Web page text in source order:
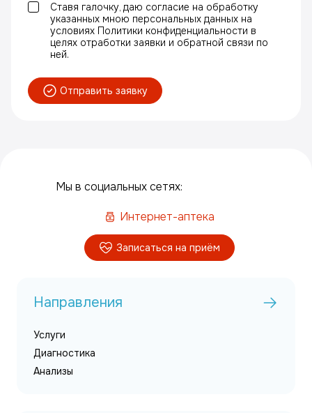
Ставя галочку, даю согласие на обработку
указанных мною персональных данных на
условиях Политики конфиденциальности в
целях отработки заявки и обратной связи по
ней.
Отправить заявку
Мы в социальных сетях:
Интернет-аптека
Записаться на приём
Направления
Услуги
Диагностика
Анализы